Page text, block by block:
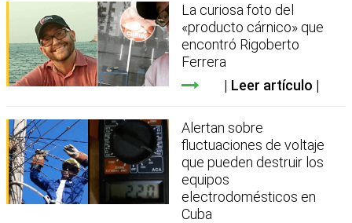
La curiosa foto del
«producto cárnico» que
encontró Rigoberto
Ferrera
Leer artículo
Alertan sobre
fluctuaciones de voltaje
que pueden destruir los
equipos
electrodomésticos en
Cuba